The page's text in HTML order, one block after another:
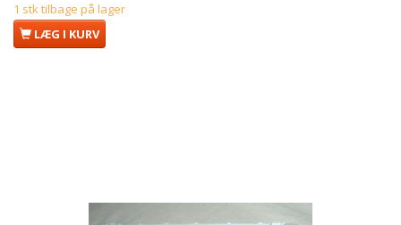
1 stk tilbage på lager
LÆG I KURV